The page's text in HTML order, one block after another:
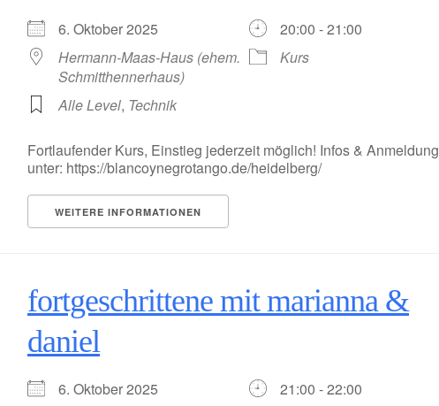
6. Oktober 2025
20:00 - 21:00
Hermann-Maas-Haus (ehem.
Schmitthennerhaus)
Kurs
Alle Level, Technik
Fortlaufender Kurs, Einstieg jederzeit möglich! Infos & Anmeldung
unter: https://blancoynegrotango.de/heidelberg/
WEITERE INFORMATIONEN
fortgeschrittene mit marianna &
daniel
6. Oktober 2025
21:00 - 22:00